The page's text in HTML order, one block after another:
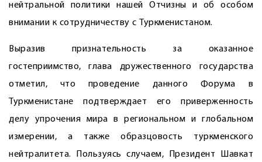
нейтральной политики нашей Отчизны и об особом
внимании к сотрудничеству с Туркменистаном.
Выразив признательность за оказанное
гостеприимство, глава дружественного государства
отметил, что проведение данного Форума в
Туркменистане подтверждает его приверженность
делу упрочения мира в регио­нальном и глобальном
измерении, а также образцовость туркменского
нейтралитета. Пользуясь случаем, Президент Шавкат